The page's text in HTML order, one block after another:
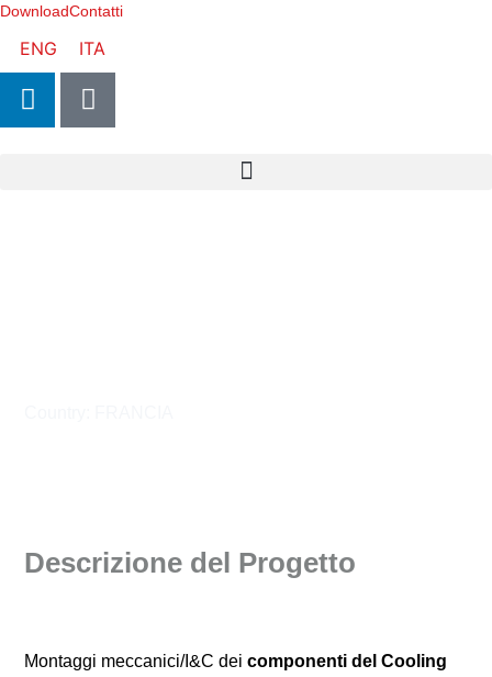
DownloadContatti
ENG ITA
Descrizione del Progetto
Montaggi meccanici/I&C deicomponenti del Cooling